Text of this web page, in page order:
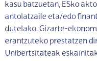
kasu batzuetan, ESko
antolatzaile eta/edo
dutelako. Gizarte-
erantzuteko prestatzen
Unibertsitateak